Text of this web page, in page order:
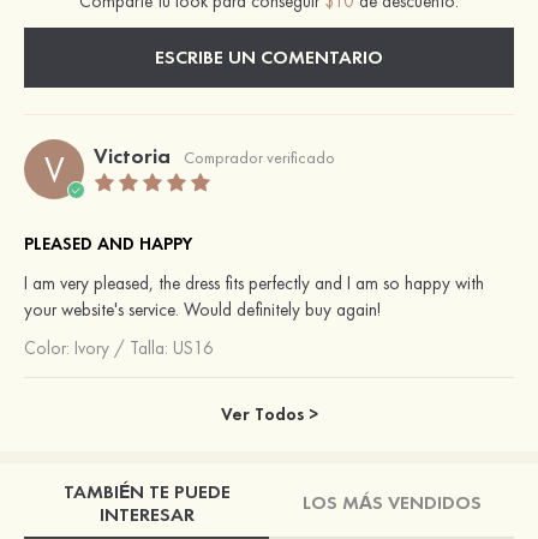
ESCRIBE UN COMENTARIO
V Victoria Comprador verificado
PLEASED AND HAPPY
I am very pleased, the dress fits perfectly and I am so happy with
your website's service. Would definitely buy again!
Color: Ivory / Talla: US16
Ver Todos >
TAMBIÉN TE PUEDE
INTERESAR
LOS MÁS VENDIDOS